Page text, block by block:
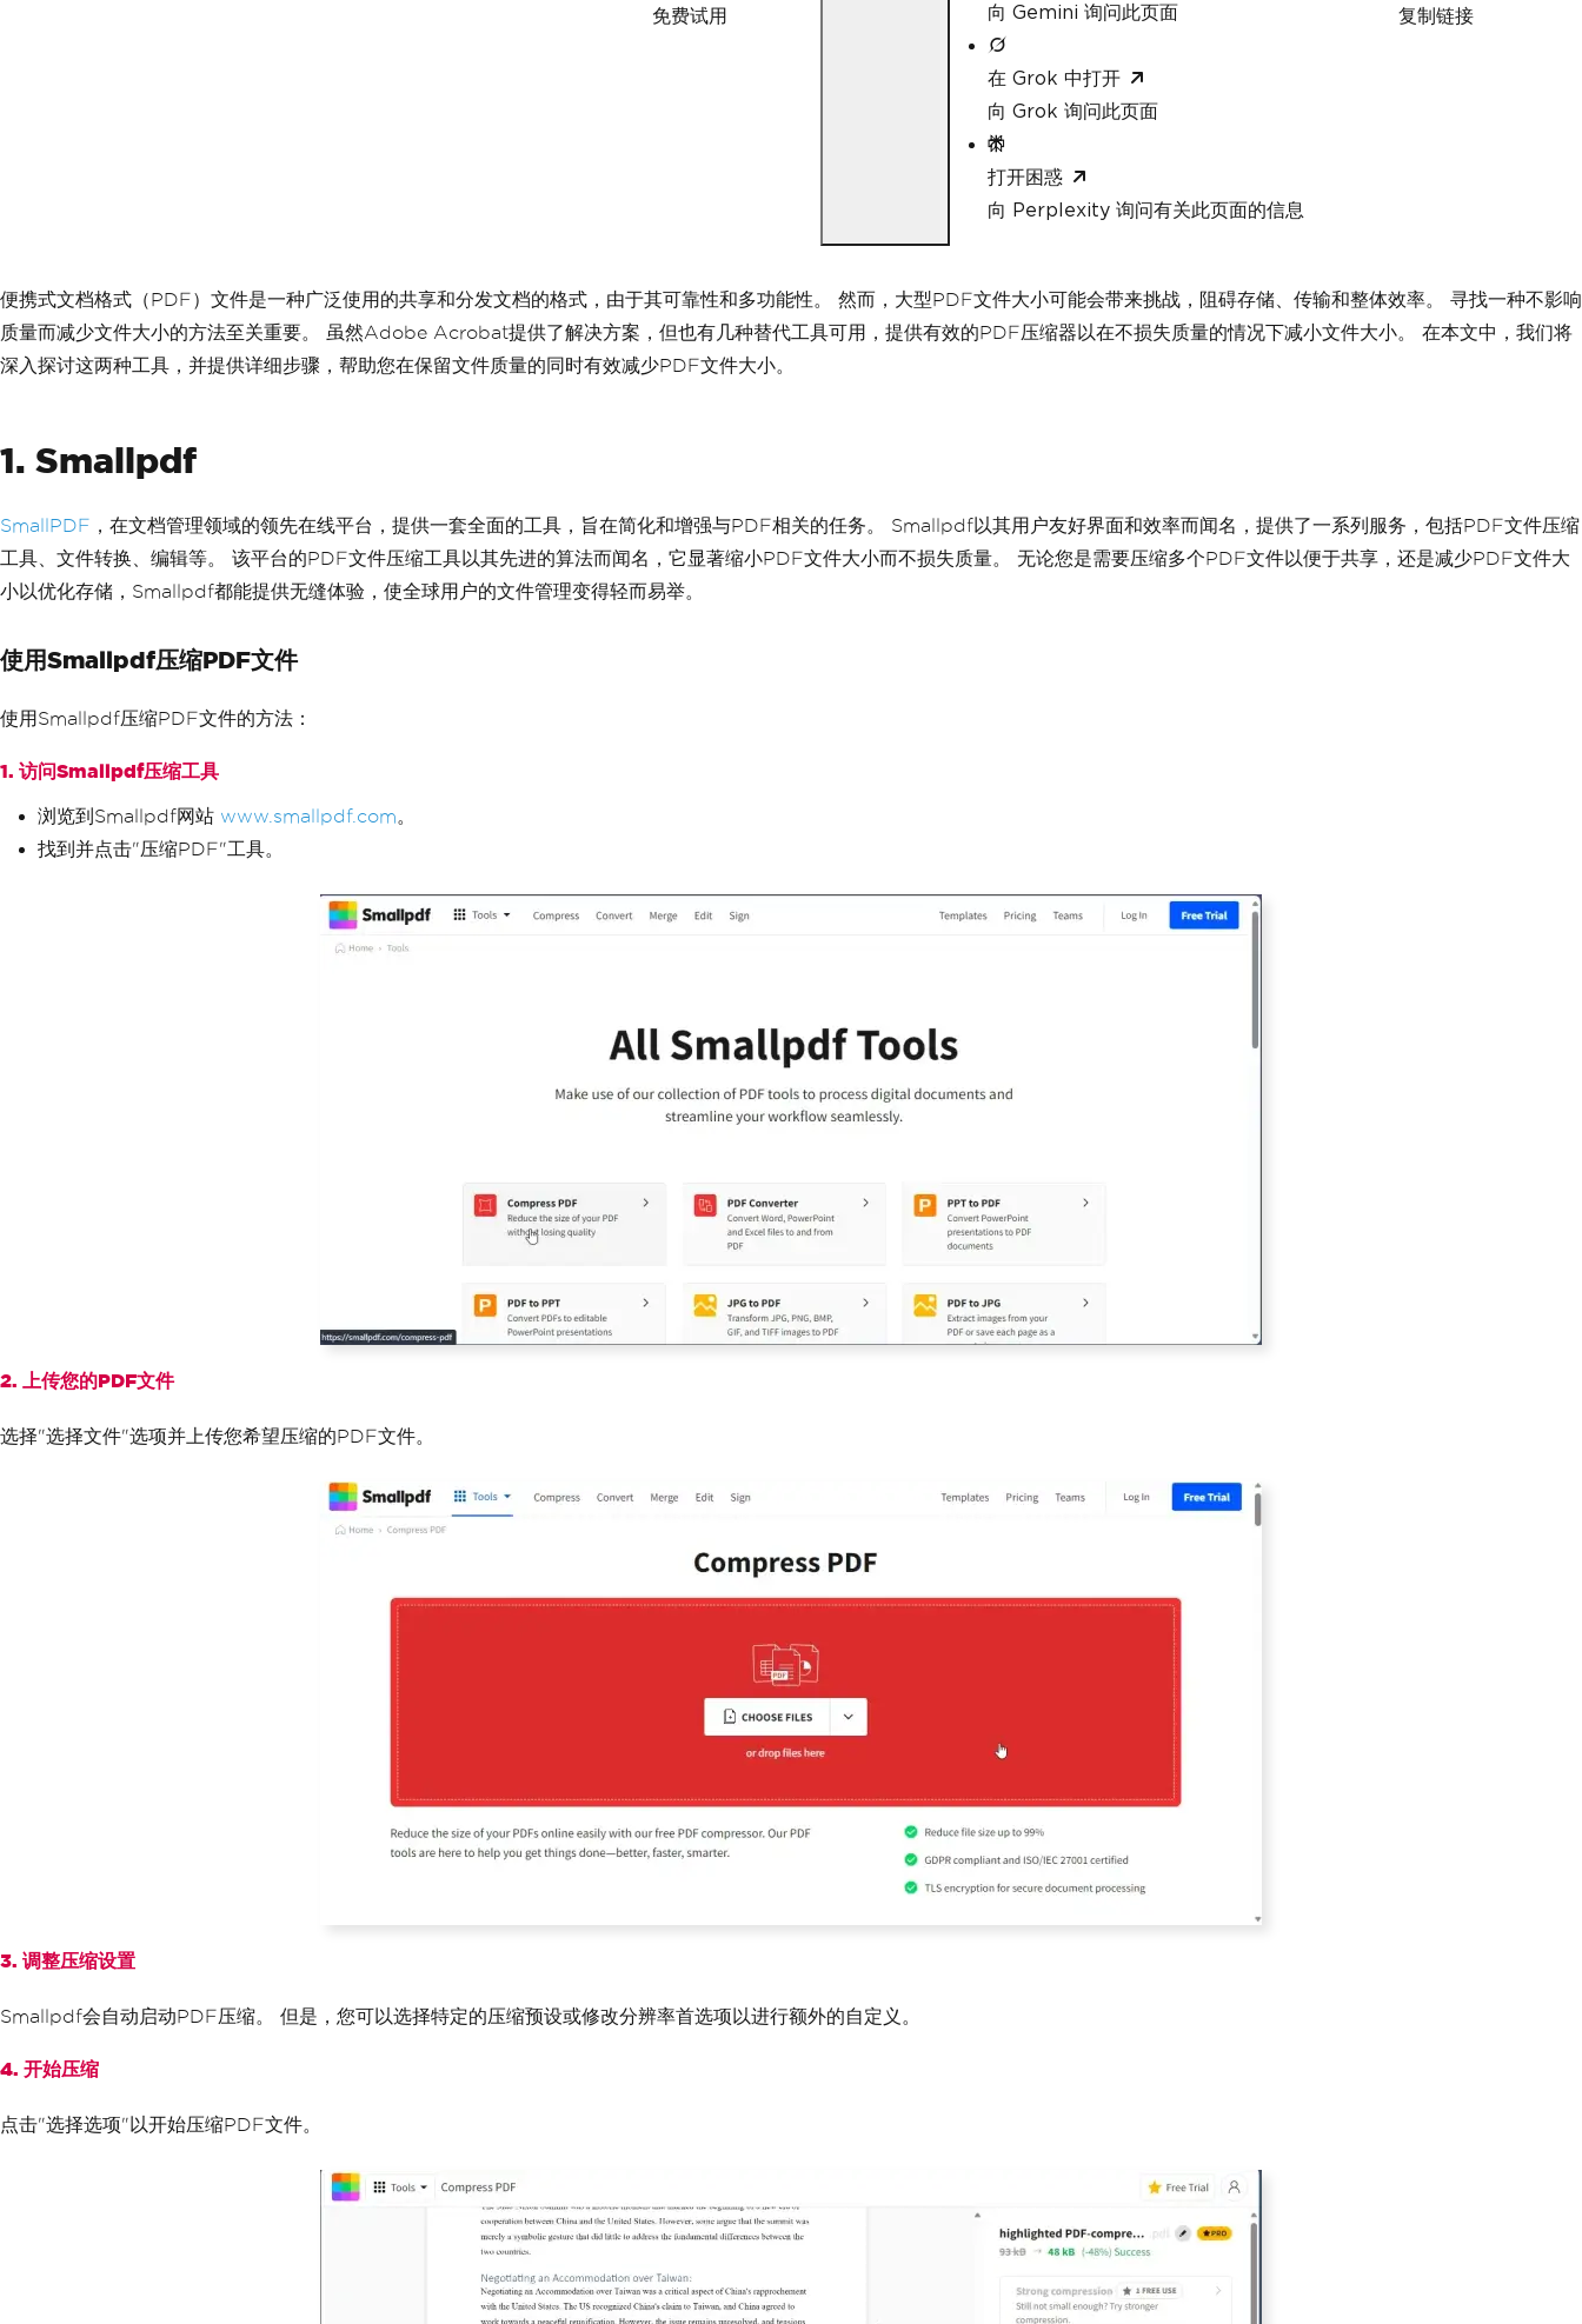
免费试用
向 Gemini 询问此页面
在 Grok 中打开
向 Grok 询问此页面
打开困惑
向 Perplexity 询问有关此页面的信息
复制链接
便携式文档格式（PDF）文件是一种广泛使用的共享和分发文档的格式，由于其可靠性和多功能性。 然而，大型PDF文件大小可能会带来挑战，阻碍存储、传输和整体效率。 寻找一种不影响
质量而减少文件大小的方法至关重要。 虽然Adobe Acrobat提供了解决方案，但也有几种替代工具可用，提供有效的PDF压缩器以在不损失质量的情况下减小文件大小。 在本文中，我们将
深入探讨这两种工具，并提供详细步骤，帮助您在保留文件质量的同时有效减少PDF文件大小。
1. Smallpdf
SmallPDF ，在文档管理领域的领先在线平台，提供一套全面的工具，旨在简化和增强与PDF相关的任务。 Smallpdf以其用户友好界面和效率而闻名，提供了一系列服务，包括PDF文件压缩
工具、文件转换、编辑等。 该平台的PDF文件压缩工具以其先进的算法而闻名，它显著缩小PDF文件大小而不损失质量。 无论您是需要压缩多个PDF文件以便于共享，还是减少PDF文件大
小以优化存储，Smallpdf都能提供无缝体验，使全球用户的文件管理变得轻而易举。
使用Smallpdf压缩PDF文件
使用Smallpdf压缩PDF文件的方法：
1. 访问Smallpdf压缩工具
浏览到Smallpdf网站 www.smallpdf.com。
找到并点击"压缩PDF"工具。
2. 上传您的PDF文件
选择"选择文件"选项并上传您希望压缩的PDF文件。
3. 调整压缩设置
Smallpdf会自动启动PDF压缩。 但是，您可以选择特定的压缩预设或修改分辨率首选项以进行额外的自定义。
4. 开始压缩
点击"选择选项"以开始压缩PDF文件。